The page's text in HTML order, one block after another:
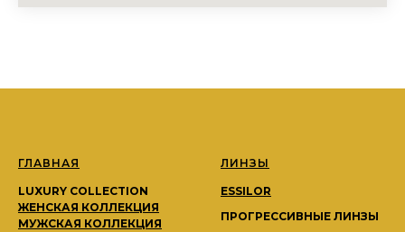
ГЛАВНАЯ
LUXURY COLLECTION
ЖЕНСКАЯ КОЛЛЕКЦИЯ
МУЖСКАЯ КОЛЛЕКЦИЯ
ЛИНЗЫ
ESSILOR
ПРОГРЕССИВНЫЕ ЛИНЗЫ